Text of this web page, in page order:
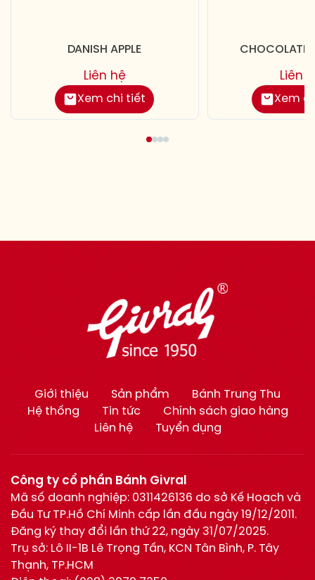
DANISH APPLE
Xem chi tiết
Liên hệ
CHOCOLATE
Xem
Liên
Giới thiệu Sản phẩm
Bánh Trung Thu
Hệ thống
Tin tức
Chính sách giao hàng
Liên hệ
Tuyển dụng
Công ty cổ phần Bánh Givral
Mã số doanh nghiệp: 0311426136 do sở Kế Hoạch và
Đầu Tư TP.Hồ Chí Minh cấp lần đầu ngày 19/12/2011.
Đăng ký thay đổi lần thứ 22, ngày 31/07/2025.
Trụ sở: Lô II-1B Lê Trọng Tấn, KCN Tân Bình, P. Tây
Thạnh, TP.HCM